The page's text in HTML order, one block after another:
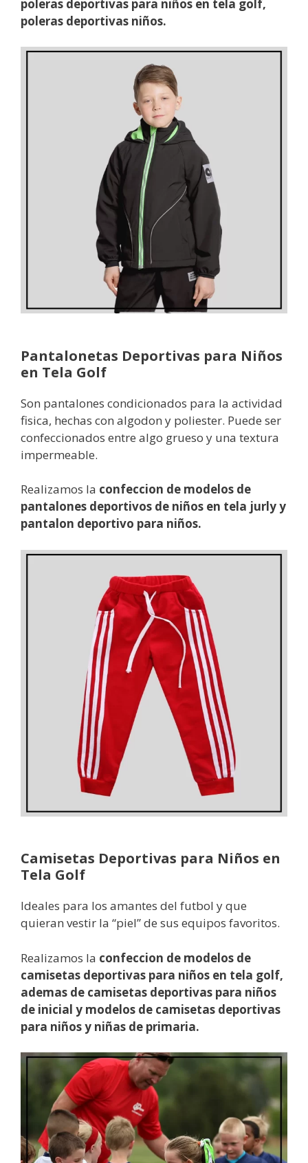
poleras deportivas para niños en tela golf,
poleras deportivas niños.
Pantalonetas Deportivas para Niños
en Tela Golf
Son pantalones condicionados para la actividad
fisica, hechas con algodon y poliester. Puede ser
confeccionados entre algo grueso y una textura
impermeable.
Realizamos la confeccion de modelos de
pantalones deportivos de niños en tela jurly y
pantalon deportivo para niños.
Camisetas Deportivas para Niños en
Tela Golf
Ideales para los amantes del futbol y que
quieran vestir la “piel” de sus equipos favoritos.
Realizamos la confeccion de modelos de
camisetas deportivas para niños en tela golf,
ademas de camisetas deportivas para niños
de inicial y modelos de camisetas deportivas
para niños y niñas de primaria.